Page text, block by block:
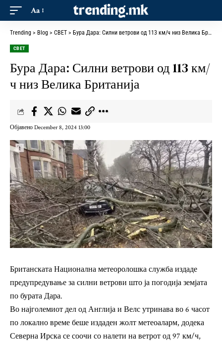
Aa
Trending > Blog > СВЕТ > Бура Дара: Силни ветрови од 113 км/ч низ Велика Британија
СВЕТ
Бура Дара: Силни ветрови од 113 км/
ч низ Велика Британија
Објавено December 8, 2024 13:00
Британската Национална метеоролошка служба издаде
предупредување за силни ветрови што ја погодија земјата
по бурата Дара.
Во најголемиот дел од Англија и Велс утринава во 6 часот
по локално време беше издаден жолт метеоаларм, додека
Северна Ирска се соочи со налети на ветрот од 97 км/ч,